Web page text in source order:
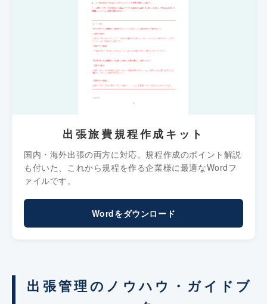
出張旅費規程作成キット
国内・海外出張の両方に対応。規程作成のポイント解説
も付いた、これから規程を作る企業様に最適なWordフ
ァイルです。
Wordをダウンロード
出張管理のノウハウ・ガイドブ